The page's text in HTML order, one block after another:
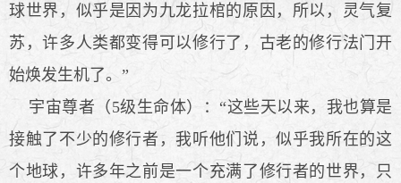
球世界，似乎是因为九龙拉棺的原因，所以，灵气复
苏，许多人类都变得可以修行了，古老的修行法门开
始焕发生机了。”
宇宙尊者（5级生命体）：“这些天以来，我也算是
接触了不少的修行者，我听他们说，似乎我所在的这
个地球，许多年之前是一个充满了修行者的世界，只